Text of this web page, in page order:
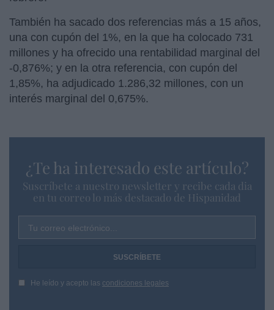
También ha sacado dos referencias más a 15 años,
una con cupón del 1%, en la que ha colocado 731
millones y ha ofrecido una rentabilidad marginal del
-0,876%; y en la otra referencia, con cupón del
1,85%, ha adjudicado 1.286,32 millones, con un
interés marginal del 0,675%.
¿Te ha interesado este artículo?
Suscríbete a nuestro newsletter y recibe cada dia
en tu correo lo más destacado de Hispanidad
Tu correo electrónico...
He leído y acepto las condiciones legales